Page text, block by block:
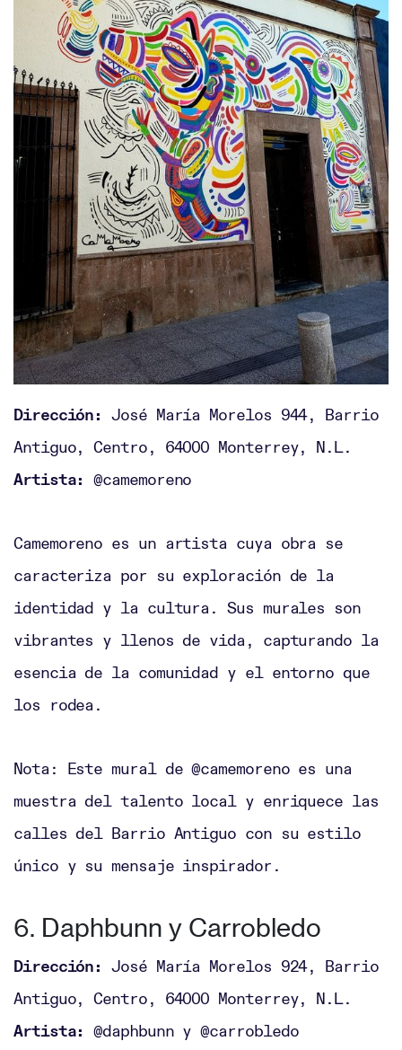
Dirección: José María Morelos 944, Barrio
Antiguo, Centro, 64000 Monterrey, N.L.
Artista: @camemoreno
Camemoreno es un artista cuya obra se
caracteriza por su exploración de la
identidad y la cultura. Sus murales son
vibrantes y llenos de vida, capturando la
esencia de la comunidad y el entorno que
los rodea.
Nota: Este mural de @camemoreno es una
muestra del talento local y enriquece las
calles del Barrio Antiguo con su estilo
único y su mensaje inspirador.
6. Daphbunn y Carrobledo
Dirección: José María Morelos 924, Barrio
Antiguo, Centro, 64000 Monterrey, N.L.
Artista: @daphbunn y @carrobledo